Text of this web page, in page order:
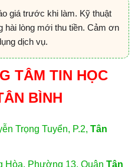
giá trước khi làm. Kỹ thuật
hài lòng mới thu tiền. Cảm ơn
dịch vụ.
TÂM TIN HỌC
BÌNH
Trọng Tuyển, P.2, Tân
Hòa, Phường 13, Quận Tân